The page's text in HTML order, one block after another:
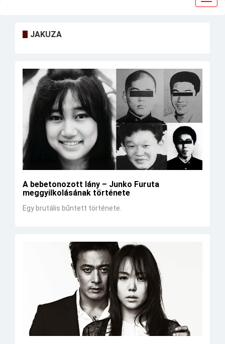
JAKUZA
A bebetonozott lány – Junko Furuta
meggyilkolásának története
Egy brutális bűntett története.